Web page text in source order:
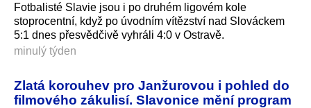
Fotbalisté Slavie jsou i po druhém ligovém kole
stoprocentní, když po úvodním vítězství nad Slováckem
5:1 dnes přesvědčivě vyhráli 4:0 v Ostravě.
minulý týden
Zlatá korouhev pro Janžurovou i pohled do
filmového zákulisí. Slavonice mění program